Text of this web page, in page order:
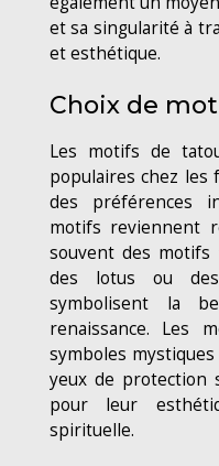
et sa singularité à
et esthétique.
Choix de
Les motifs de
populaires chez
des préférences
motifs reviennent
souvent des motifs
des lotus ou
symbolisent la
renaissance. Les
symboles
yeux de protection
pour leur
spirituelle.